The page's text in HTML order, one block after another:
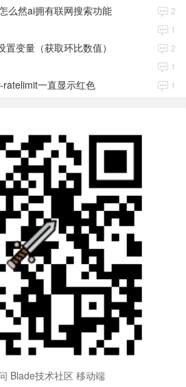
么然ai拥有联网搜索功能 2
1
变量（获取环比数值） 2
1
一直显示红色 1
Blade技术社区 移动端